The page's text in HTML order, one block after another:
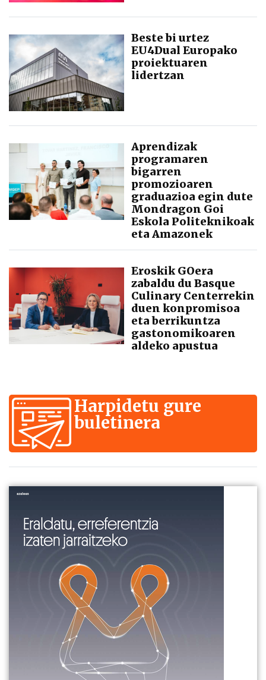
Beste bi urtez
EU4Dual Europako
proiektuaren
lidertzan
Aprendizak
programaren
bigarren
promozioaren
graduazioa egin dute
Mondragon Goi
Eskola Politeknikoak
eta Amazonek
Eroskik GOera
zabaldu du Basque
Culinary Centerrekin
duen konpromisoa
eta berrikuntza
gastonomikoaren
aldeko apustua
Harpidetu gure
buletinera